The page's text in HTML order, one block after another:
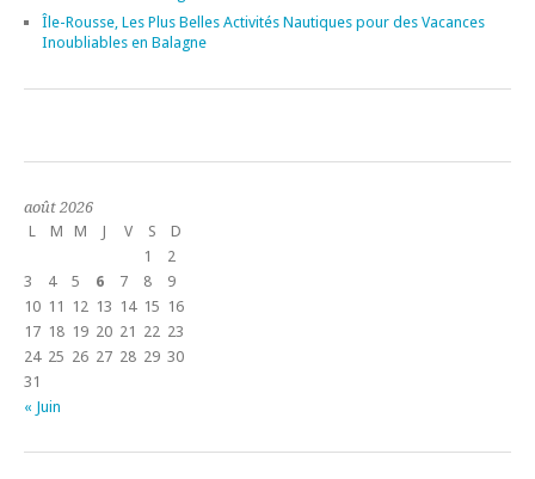
Île-Rousse, Les Plus Belles Activités Nautiques pour des Vacances
Inoubliables en Balagne
août 2026
L
M M J V S
D
1
2
3
4 5 6 7 8
9
10 11 12 13 14 15 16
17 18 19 20 21 22 23
24 25 26 27 28 29 30
31
« Juin